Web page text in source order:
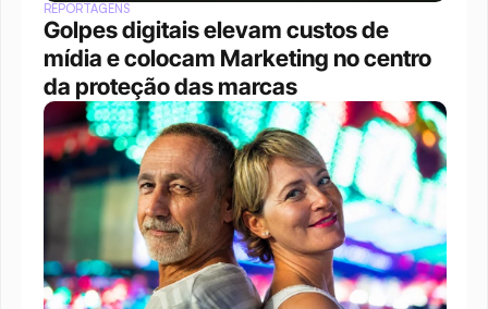
REPORTAGENS
Golpes digitais elevam custos de
mídia e colocam Marketing no centro
da proteção das marcas